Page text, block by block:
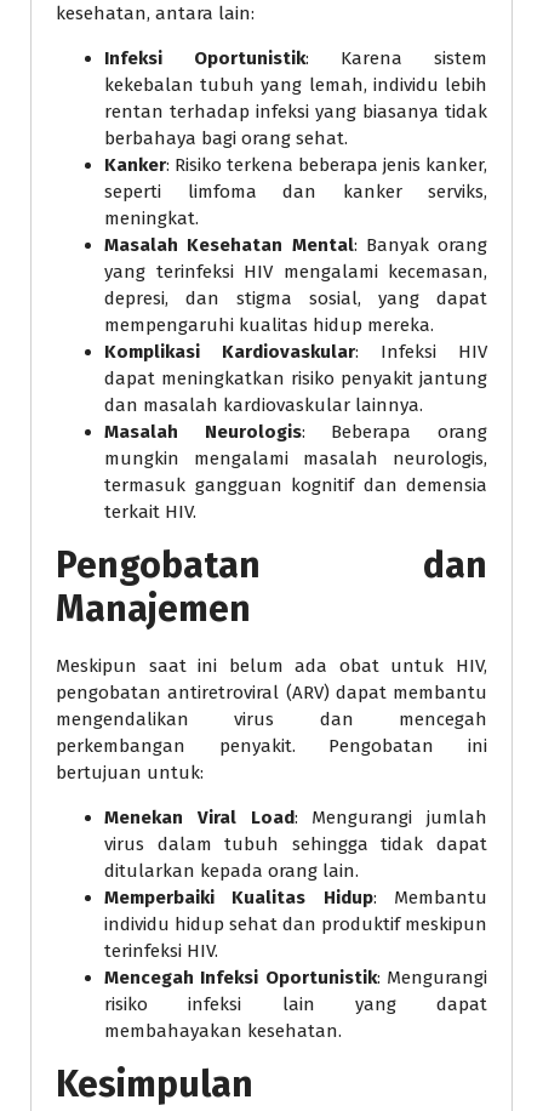
kesehatan, antara lain:
Infeksi Oportunistik: Karena sistem
kekebalan tubuh yang lemah, individu lebih
rentan terhadap infeksi yang biasanya tidak
berbahaya bagi orang sehat.
Kanker: Risiko terkena beberapa jenis kanker,
seperti limfoma dan kanker serviks,
meningkat.
Masalah Kesehatan Mental: Banyak orang
yang terinfeksi HIV mengalami kecemasan,
depresi, dan stigma sosial, yang dapat
mempengaruhi kualitas hidup mereka.
Komplikasi Kardiovaskular: Infeksi HIV
dapat meningkatkan risiko penyakit jantung
dan masalah kardiovaskular lainnya.
Masalah Neurologis: Beberapa orang
mungkin mengalami masalah neurologis,
termasuk gangguan kognitif dan demensia
terkait HIV.
Pengobatan dan
Manajemen
Meskipun saat ini belum ada obat untuk HIV,
pengobatan antiretroviral (ARV) dapat membantu
mengendalikan virus dan mencegah
perkembangan penyakit. Pengobatan ini
bertujuan untuk:
Menekan Viral Load: Mengurangi jumlah
virus dalam tubuh sehingga tidak dapat
ditularkan kepada orang lain.
Memperbaiki Kualitas Hidup: Membantu
individu hidup sehat dan produktif meskipun
terinfeksi HIV.
Mencegah Infeksi Oportunistik: Mengurangi
risiko infeksi lain yang dapat
membahayakan kesehatan.
Kesimpulan